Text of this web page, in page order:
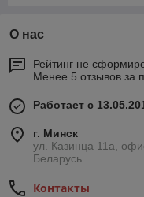
О нас
Рейтинг не
Менее 5 отзывов за
Работает с
г. Минск
ул. Казинца 11а,
Беларусь
Контакты